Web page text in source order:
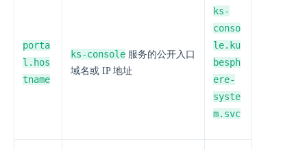
porta
l.hos
tname
ks-console 服务的公开入口
域名或 IP 地址
ks-
conso
le.ku
besph
ere-
syste
m.svc